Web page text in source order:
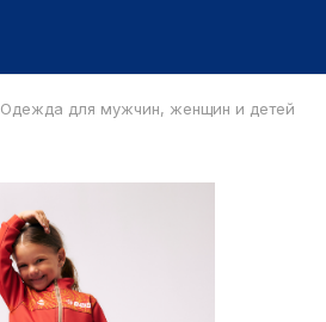
Одежда для мужчин, женщин и детей